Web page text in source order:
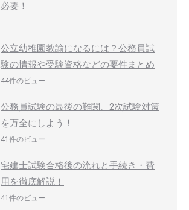
必要！
公立幼稚園教諭になるには？公務員試
験の情報や受験資格などの要件まとめ
44件のビュー
公務員試験の最後の難関、2次試験対策
を万全にしよう！
41件のビュー
宅建士試験合格後の流れと手続き・費
用を徹底解説！
41件のビュー